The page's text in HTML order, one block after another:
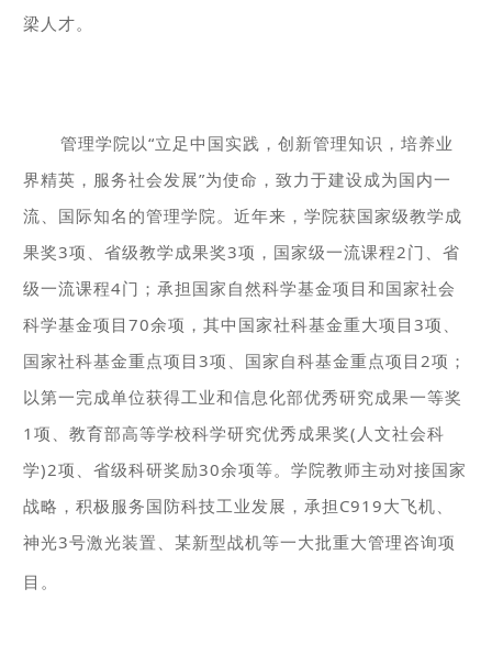
梁人才。
管理学院以“立足中国实践，创新管理知识，培养业
界精英，服务社会发展”为使命，致力于建设成为国内一
流、国际知名的管理学院。近年来，学院获国家级教学成
果奖3项、省级教学成果奖3项，国家级一流课程2门、省
级一流课程4门；承担国家自然科学基金项目和国家社会
科学基金项目70余项，其中国家社科基金重大项目3项、
国家社科基金重点项目3项、国家自科基金重点项目2项；
以第一完成单位获得工业和信息化部优秀研究成果一等奖
1项、教育部高等学校科学研究优秀成果奖(人文社会科
学)2项、省级科研奖励30余项等。学院教师主动对接国家
战略，积极服务国防科技工业发展，承担C919大飞机、
神光3号激光装置、某新型战机等一大批重大管理咨询项
目。